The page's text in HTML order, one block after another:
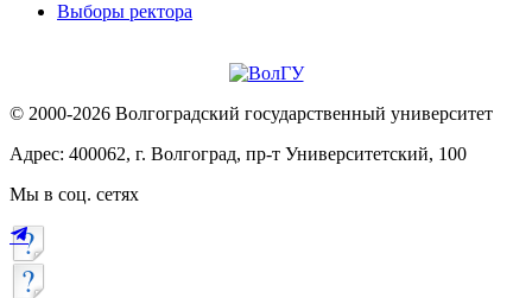
Выборы ректора
© 2000-2026 Волгоградский государственный университет
Адрес: 400062, г. Волгоград, пр-т Университетский, 100
Мы в соц. сетях